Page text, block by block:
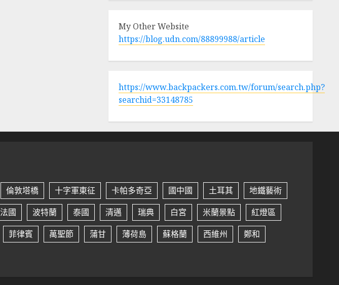
My Other Website
https://blog.udn.com/88899988/article
https://www.backpackers.com.tw/forum/search.php?
searchid=33148785
倫敦塔橋 十字軍東征 卡帕多奇亞 國中國 土耳其
地鐵藝術
法國 波特蘭 泰國 清邁 瑞典 白宮 米蘭景點
紅燈區
菲律賓 萬聖節 蒲甘 薄荷島 蘇格蘭 西維州
鄭和